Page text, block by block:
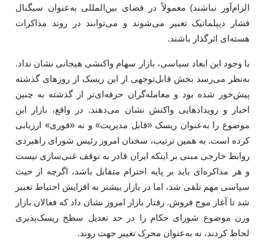
الزام‌آور نباشند) معمولاً در فضای بین‌المللی به‌عنوان سیگنال
فشار دیپلماتیک تعبیر می‌شوند و می‌توانند در روند مذاکرات
هسته‌ای اثرگذار باشند.
با وجود این ابعاد سیاسی، بازار سهام واکنشی هیجانی نشان نداد.
به‌نظر می‌رسد بخش قابل‌توجهی از این ریسک از روزهای گذشته
پیش‌خور شده بود و معامله‌گران حرفه‌ای‌تر از گذشته به چنین
اخبار و رویدادهایی واکنش نشان می‌دهند. در واقع، بازار این
موضوع را به‌عنوان ریسک «قابل مدیریت» و نه «فوری» ارزیابی
کرده است. به همین ترتیب، سخنان امروز رئیس شورای راهبردی
روابط خارجی مبنی بر اینکه ایران قادر به توقف غنی‌سازی نیست
و هر مذاکره‌ای باید بر پایه احترام متقابل باشد، اگرچه از حیث
سیاسی مهم تلقی شد، اما در بازار بیشتر به افزایش احتیاط تعبیر
شد تا آغاز موج فروش. رفتار بازار امروز نشان داد که فعالان بازار
وزن موضوع شورای حکام را در حد تعدیل سطح ریسک‌پذیری
لحاظ کردند، نه به‌عنوان محرک تغییر جهت روند.